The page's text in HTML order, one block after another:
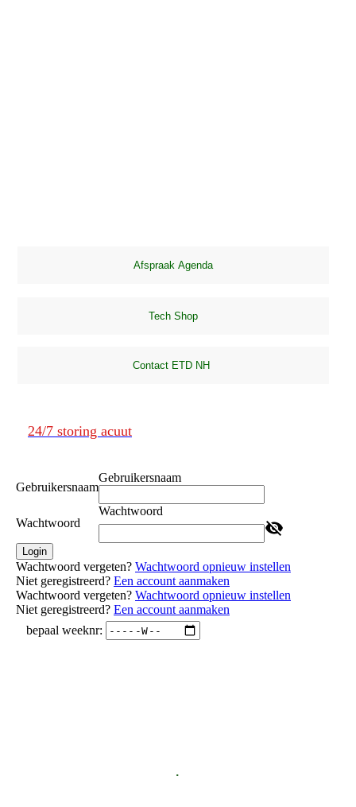
24/7 storing acuut
Gebruikersnaam
Gebruikersnaam
Wachtwoord
Wachtwoord
Login
Wachtwoord vergeten? Wachtwoord opnieuw instellen
Niet geregistreerd? Een account aanmaken
Wachtwoord vergeten? Wachtwoord opnieuw instellen
Niet geregistreerd? Een account aanmaken
.